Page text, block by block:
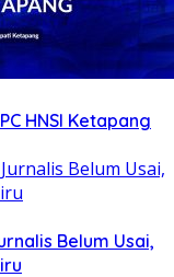
HNSI Ketapang
Belum Usai,